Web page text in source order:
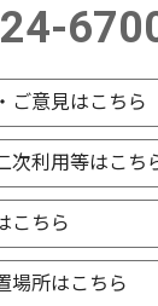
ご意見はこちら
次利用等はこち
こちら
場所はこちら